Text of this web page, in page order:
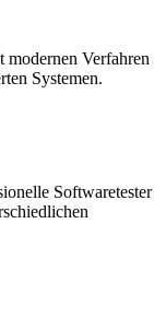
modernen Verfahren
Systemen.
Softwaretester